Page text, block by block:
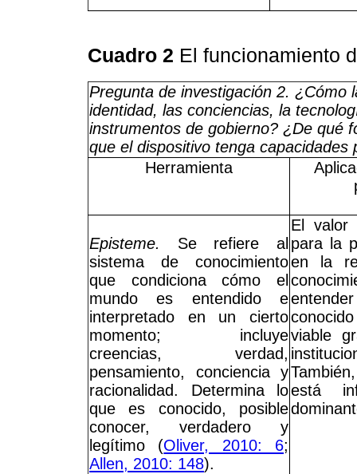
Cuadro 2 El funcionamiento
Pregunta de investigación 2. ¿Cómo
identidad, las conciencias, la
instrumentos de gobierno? ¿De qué
que el dispositivo tenga
Herramienta
Episteme.
Se refiere al
sistema de conocimiento
que condiciona cómo el
mundo es entendido e
interpretado en un cierto
momento; incluye
creencias, verdad,
pensamiento, conciencia y
racionalidad. Determina lo
que es conocido, posible
conocer, verdadero y
legítimo (Oliver, 2010: 6;
Allen, 2010: 148).
El
para la
en la
viable
está